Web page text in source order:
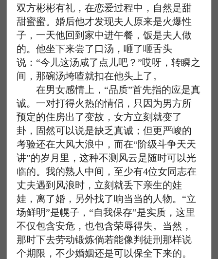
双方彬彬有礼，在恋爱过程中，自然是甜
甜蜜蜜。婚后他才发现夫人原来是火爆性
子，一天他回到家中进午餐，饭是夫人做
的。他坐下来尝了口汤，咂了咂舌头
说：“今儿这汤咸了点儿吧？”哎呀，转瞬之
间，那碗汤垮喳就扣在他头上了。
在男女感情上，“品质”首先指的应是真
诚。一对打得火热的情侣，只因为男方所
预定的住房出了变故，女方立刻就变了
卦，固然可以说是缺乏真诚；但更严峻的
考验还在大风大浪中，而在“阶级斗争天天
讲”的岁月里，这种不测风云是随时可以光
临的。我的熟人中间，至少有4位女同志在
丈夫遇到风浪时，立刻就丢下亲生的娃
娃，离了婚，另外找了响当当的人物。“立
场鲜明”是幌子，“自我保存”是实质，这里
不仅包含安危，也包含荣辱得失。当然，
那时下去劳动锻炼倘若能像判徒刑那样说
个期限，不少婚姻还是可以保全下来的。